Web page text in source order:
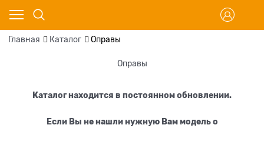
Главная Каталог Оправы
Оправы
Каталог находится в постоянном обновлении.
Если Вы не нашли нужную Вам модель о